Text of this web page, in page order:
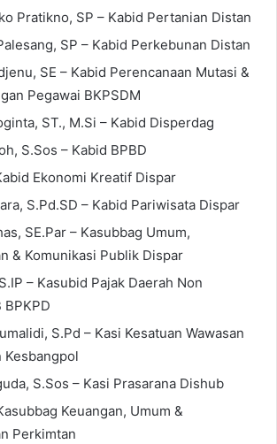
Pratikno, SP – Kabid Pertanian Distan
SP – Kabid Perkebunan Distan
SE – Kabid Perencanaan Mutasi &
Pegawai BKPSDM
ST., M.Si – Kabid Disperdag
S.Sos – Kabid BPBD
Ekonomi Kreatif Dispar
S.Pd.SD – Kabid Pariwisata Dispar
SE.Par – Kasubbag Umum,
& Komunikasi Publik Dispar
– Kasubid Pajak Daerah Non
BPKPD
S.Pd – Kasi Kesatuan Wawasan
Kesbangpol
S.Sos – Kasi Prasarana Dishub
Keuangan, Umum &
Perkimtan